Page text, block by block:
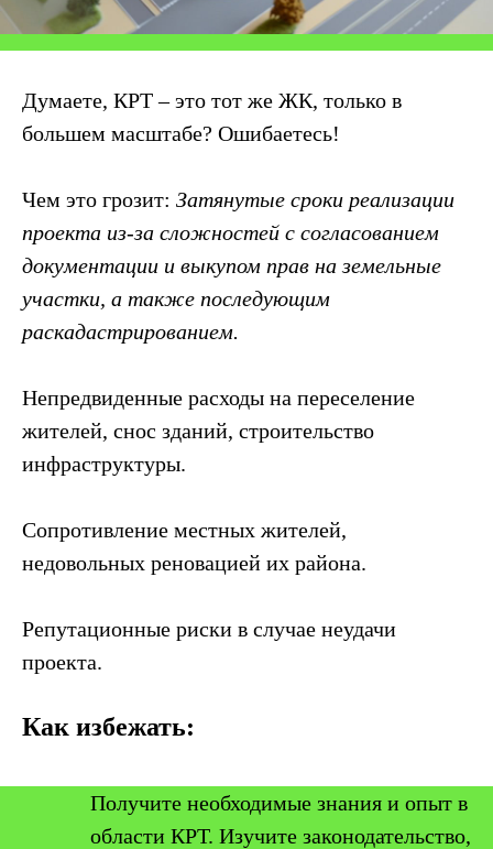
Думаете, КРТ – это тот же ЖК, только в
большем масштабе? Ошибаетесь!
Чем это грозит: Затянутые сроки реализации
проекта из-за сложностей с согласованием
документации и выкупом прав на земельные
участки, а также последующим
раскадастрированием.
Непредвиденные расходы на переселение
жителей, снос зданий, строительство
инфраструктуры.
Сопротивление местных жителей,
недовольных реновацией их района.
Репутационные риски в случае неудачи
проекта.
Как избежать:
Получите необходимые знания и опыт в
области КРТ. Изучите законодательство,